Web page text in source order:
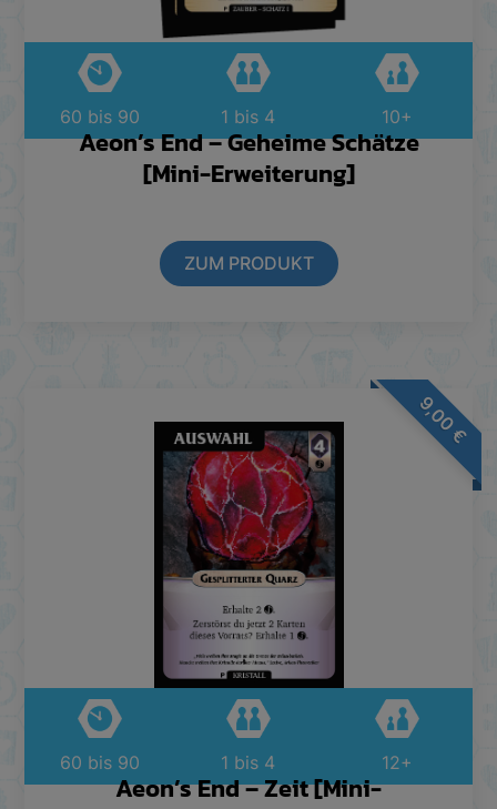
Aeon’s End – Geheime Schätze
[Mini-Erweiterung]
ZUM PRODUKT
60 bis 90 1 bis 4 10+
Aeon’s End – Zeit [Mini-
60 bis 90 1 bis 4 12+
9,00
€